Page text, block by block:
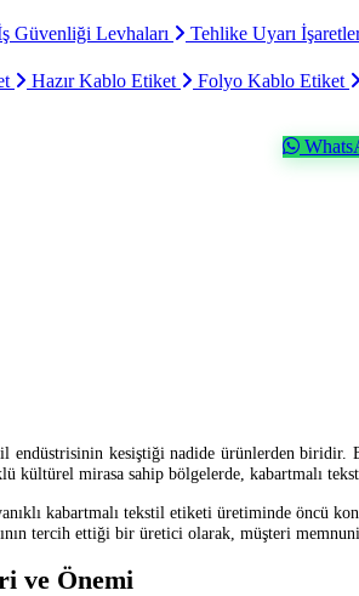
Güvenliği Levhaları Tehlike Uyarı
Hazır Kablo Etiket Folyo Kablo Etiket
kesiştiği nadide ürünlerden biridir.
kültürel mirasa sahip bölgelerde, kabartmalı
kabartmalı tekstil etiketi üretiminde öncü
tercih ettiği bir üretici olarak, müşteri
ve Önemi